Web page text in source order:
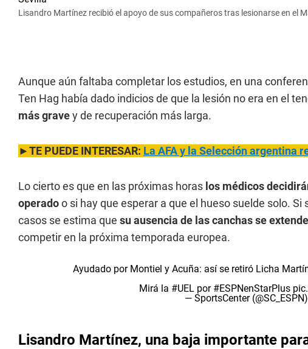
Lisandro Martínez recibió el apoyo de sus compañeros tras lesionarse en el
Aunque aún faltaba completar los estudios, en una
Ten Hag había dado indicios de que la lesión no era en el
más gravey de recuperación más larga.
►TE PUEDE INTERESAR: La AFA y la Selección argentina
Lo cierto es que en las próximas horas los médicos
operadoo si hay que esperar a que el hueso suelde solo. Si
casos se estima que su ausencia de las canchas se
competir en la próxima temporada europea.
Ayudado por Montiel y Acuña: así se retiró Licha
Mirá la #UEL por #ESPNenStarPlus
— SportsCenter (@SC_ESPN)
Lisandro Martínez, una baja importante